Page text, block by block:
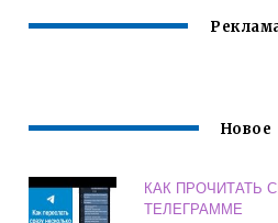
Новое
КАК ПРОЧИТАТЬ
ТЕЛЕГРАММЕ